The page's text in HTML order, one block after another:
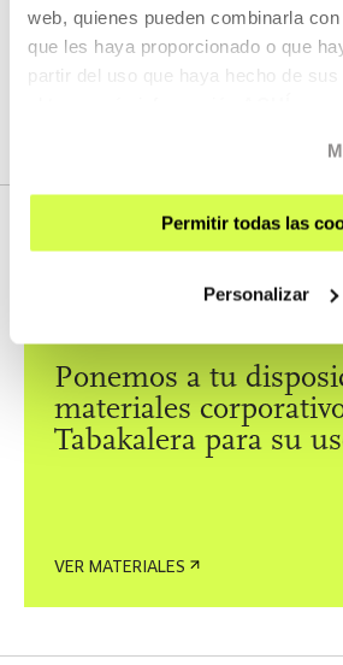
web, quienes pueden combinarla
que les haya proporcionado o que
partir del uso que haya hecho de sus
Permitir todas las
Personalizar
alerta sanitaria.
Ponemos a tu
materiales
Tabakalera para su
VER MATERIALES